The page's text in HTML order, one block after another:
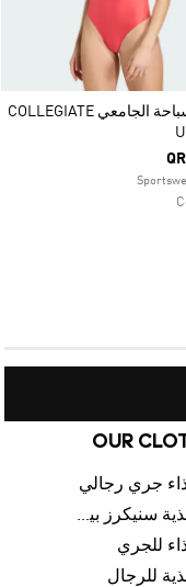
رداء السباحة الجامعي COLLEGIATE
OUR
جري رجالي
أحذية سنيكرز بيضاء للرجال
للجري
للرجال